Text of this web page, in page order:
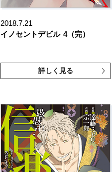
2018.7.21
イノセントデビル 4（完）
詳しく見る